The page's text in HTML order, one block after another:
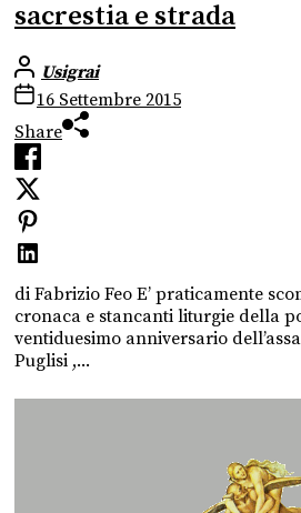
sacrestia e strada
Usigrai
16 Settembre 2015
Share
di Fabrizio Feo E’ praticamente
cronaca e stancanti liturgie della
ventiduesimo anniversario
Puglisi ,...